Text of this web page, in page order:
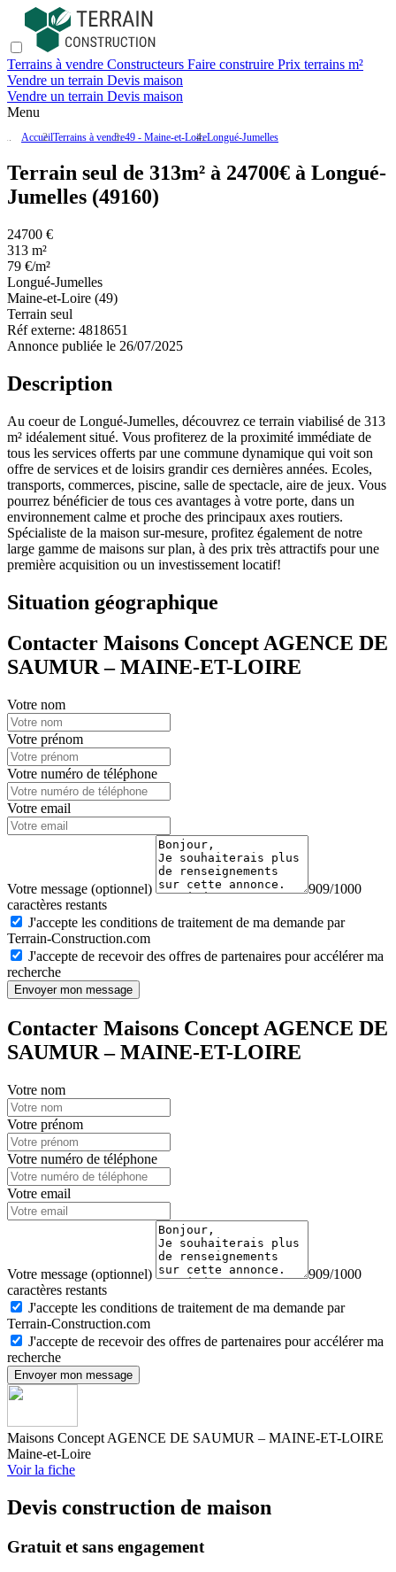
Terrains à vendre Constructeurs Faire construire Prix terrains m²
Vendre un terrain Devis maison
Vendre un terrain Devis maison
Menu
AccueilTerrains à vendre49 - Maine-et-LoireLongué-Jumelles
Terrain seul de 313m² à 24700€ à Longué-
Jumelles (49160)
24700 €
313 m²
79 €/m²
Longué-Jumelles
Maine-et-Loire (49)
Terrain seul
Réf externe: 4818651
Annonce publiée le 26/07/2025
Description
Au coeur de Longué-Jumelles, découvrez ce terrain viabilisé de 313
m² idéalement situé. Vous profiterez de la proximité immédiate de
tous les services offerts par une commune dynamique qui voit son
offre de services et de loisirs grandir ces dernières années. Ecoles,
transports, commerces, piscine, salle de spectacle, aire de jeux. Vous
pourrez bénéficier de tous ces avantages à votre porte, dans un
environnement calme et proche des principaux axes routiers.
Spécialiste de la maison sur-mesure, profitez également de notre
large gamme de maisons sur plan, à des prix très attractifs pour une
première acquisition ou un investissement locatif!
Situation géographique
Contacter Maisons Concept AGENCE DE
SAUMUR – MAINE-ET-LOIRE
Votre nom
Votre prénom
Votre numéro de téléphone
Votre email
Votre message (optionnel)
909/1000
caractères restants
J'accepte les conditions de traitement de ma demande par
Terrain-Construction.com
J'accepte de recevoir des offres de partenaires pour accélérer ma
recherche
Envoyer mon message
Contacter Maisons Concept AGENCE DE
SAUMUR – MAINE-ET-LOIRE
Votre nom
Votre prénom
Votre numéro de téléphone
Votre email
Votre message (optionnel)
909/1000
caractères restants
J'accepte les conditions de traitement de ma demande par
Terrain-Construction.com
J'accepte de recevoir des offres de partenaires pour accélérer ma
recherche
Envoyer mon message
Maisons Concept AGENCE DE SAUMUR – MAINE-ET-LOIRE
Maine-et-Loire
Voir la fiche
Devis construction de maison
Gratuit et sans engagement